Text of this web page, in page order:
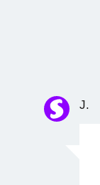
J.